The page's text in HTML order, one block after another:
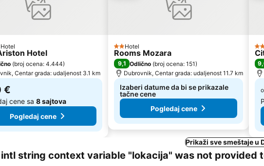
Hotel
Hotel
(broj ocena: 4.444)
Centar grada: udaljenost 3.1 km
€
cene sa 8 sajtova
Pogledaj cene
2 Zvezdice
Hotel
Rooms Mozara
9,1 Odlično (broj ocena: 151)
Dubrovnik, Centar grada: udaljenost 11.7 km
Izaberi datume da bi se prikazale
tačne cene
Pogledaj cene
4
Prikaži sve smeštaje u
string context variable "lokacija" was not provided